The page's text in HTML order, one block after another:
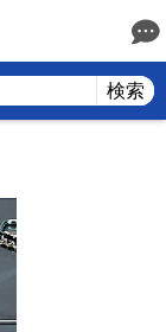
検索